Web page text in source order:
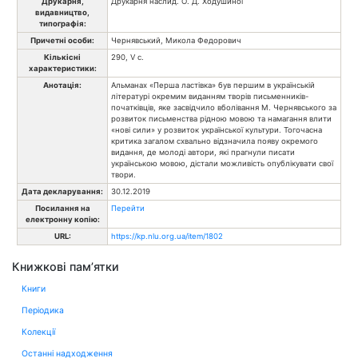
видавництво,
типографія:
Причетні особи:
Чернявський, Микола Федорович
Кількісні
характеристики:
290, V с.
Анотація:
Альманах «Перша ластівка» був першим в українській
літературі окремим виданням творів письменників-
початківців, яке засвідчило вболівання М. Чернявського за
розвиток письменства рідною мовою та намагання влити
«нові сили» у розвиток української культури. Тогочасна
критика загалом схвально відзначила появу окремого
видання, де молоді автори, які прагнули писати
українською мовою, дістали можливість опублікувати свої
твори.
Дата декларування:
30.12.2019
Посилання на
електронну копію:
Перейти
URL: https://kp.nlu.org.ua/item/1802
Книжкові пам’ятки
Книги
Періодика
Колекції
Останні надходження